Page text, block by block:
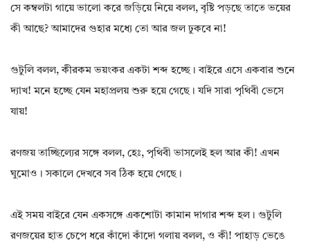
সে কম্বলটা গায়ে ভালো করে জড়িয়ে নিয়ে বলল, বৃষ্টি পড়ছে তাতে ভয়ের
কী আছে? আমাদের গুহার মধ্যে তো আর জল ঢুকবে না!
গুটুলি বলল, কীরকম ভয়ংকর একটা শব্দ হচ্ছে। বাইরে এসে একবার শুনে
দ্যাখ! মনে হচ্ছে যেন মহাপ্রলয় শুরু হয়ে গেছে। যদি সারা পৃথিবী ভেসে
যায়!
রণজয় তাচ্ছিল্যের সঙ্গে বলল, হেঃ, পৃথিবী ভাসলেই হল আর কী! এখন
ঘুমোও। সকালে দেখবে সব ঠিক হয়ে গেছে।
এই সময় বাইরে যেন একসঙ্গে একশোটা কামান দাগার শব্দ হল। গুটুলি
রণজয়ের হাত চেপে ধরে কাঁদো কাঁদো গলায় বলল, ও কী! পাহাড় ভেঙে